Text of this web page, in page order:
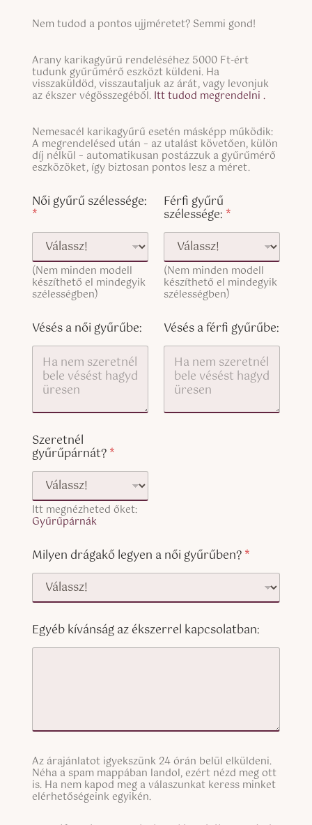
S
g
l
e
L
n
e
T
e
t
Nem tudod a pontos ujjméretet? Semmi gond!
S
i
n
g
e
L
i
n
e
e
x
t
c
o
p
y
Arany karikagyűrű rendeléséhez 5000 Ft-ért
tudunk gyűrűmérő eszközt küldeni. Ha
visszaküldöd, visszautaljuk az árát, vagy levonjuk
az ékszer végösszegéből. Itt tudod megrendelni .
S
i
n
g
e
L
n
T
e
x
t
c
o
Nemesacél karikagyűrű esetén másképp működik:
A megrendelésed után – az utalást követően, külön
díj nélkül – automatikusan postázzuk a gyűrűmérő
eszközöket, így biztosan pontos lesz a méret.
Női gyűrű szélessége:
*
(Nem minden modell
készíthető el mindegyik
szélességben)
Férfi gyűrű
szélessége: *
(Nem minden modell
készíthető el mindegyik
szélességben)
Vésés a női gyűrűbe: Vésés a férfi gyűrűbe:
Szeretnél
gyűrűpárnát?*
Itt megnézheted őket:
Gyűrűpárnák
Milyen drágakő legyen a női gyűrűben?*
Egyéb kívánság az ékszerrel kapcsolatban:
S
i
n
g
Az árajánlatot igyekszünk 24 órán belül elküldeni.
Néha a spam mappában landol, ezért nézd meg ott
is. Ha nem kapod meg a válaszunkat keress minket
elérhetőségeink egyikén.